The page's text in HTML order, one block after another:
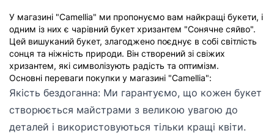
У магазині "Camellia" ми пропонуємо вам найкращі букети, і
одним із них є чарівний букет хризантем "Сонячне сяйво".
Цей вишуканий букет, злагоджено поєднує в собі світлість
сонця та ніжність природи. Він створений зі свіжих
хризантем, які символізують радість та оптимізм.
Основні переваги покупки у магазині "Camellia":
Якість бездоганна: Ми гарантуємо, що кожен букет
створюється майстрами з великою увагою до
деталей і використовуються тільки кращі квіти.